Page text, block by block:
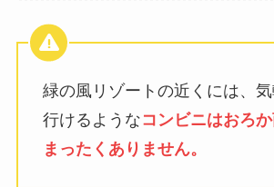
緑の風リゾートの近くには、
行けるようなコンビニはおろ
まったくありません。